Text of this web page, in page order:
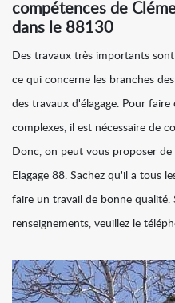
compétences de
dans le 88130
Des travaux très importants
ce qui concerne les branches
des travaux d'élagage. Pour
complexes, il est nécessaire de
Donc, on peut vous proposer
Elagage 88. Sachez qu'il a tous
faire un travail de bonne qualité.
renseignements, veuillez le